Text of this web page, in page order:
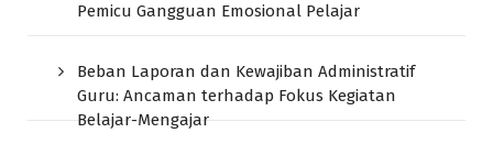
Pemicu Gangguan Emosional Pelajar
Beban Laporan dan Kewajiban Administratif
Guru: Ancaman terhadap Fokus Kegiatan
Belajar-Mengajar